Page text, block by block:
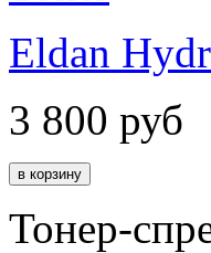
Eldan
3 800 руб
Тонер-